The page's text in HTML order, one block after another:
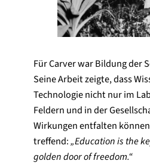
Für Carver war Bildung der
Seine Arbeit zeigte, dass
Technologie nicht nur im
Feldern und in der
Wirkungen entfalten
treffend:„Education is the
golden door of freedom.“